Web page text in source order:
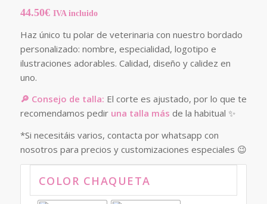
44.50€ IVA incluido
Haz único tu polar de veterinaria con nuestro bordado
personalizado: nombre, especialidad, logotipo e
ilustraciones adorables. Calidad, diseño y calidez en
uno.
🔎 Consejo de talla: El corte es ajustado, por lo que te
recomendamos pedir una talla más de la habitual ✨
*Si necesitáis varios, contacta por whatsapp con
nosotros para precios y customizaciones especiales 😉
COLOR CHAQUETA